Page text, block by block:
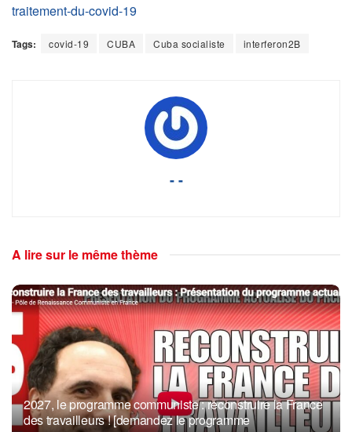
traitement-du-covid-19
Tags: covid-19 CUBA Cuba socialiste interferon2B
- -
A lire sur le même thème
2027, le programme communiste : reconstruire la France
des travailleurs ! [demandez le programme